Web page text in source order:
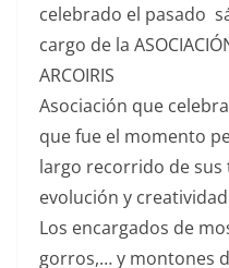
celebrado el pasado
cargo de la
ARCOIRIS
Asociación que
que fue el momento
largo recorrido de
evolución y creatividad
Los encargados de
gorros,… y montones